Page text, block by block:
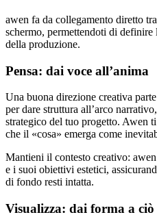
awen fa da collegamento diretto
schermo, permettendoti di
della produzione.
Pensa: dai voce all’anima
Una buona direzione creativa
per dare struttura all’arco
strategico del tuo progetto. Awen
che il «cosa» emerga come
Mantieni il contesto creativo:
e i suoi obiettivi estetici,
di fondo resti intatta.
Visualizza: dai forma a